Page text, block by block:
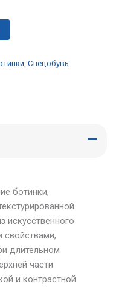
Спецобувь
ботинки,
искусственного
длительном
части
и контрастной